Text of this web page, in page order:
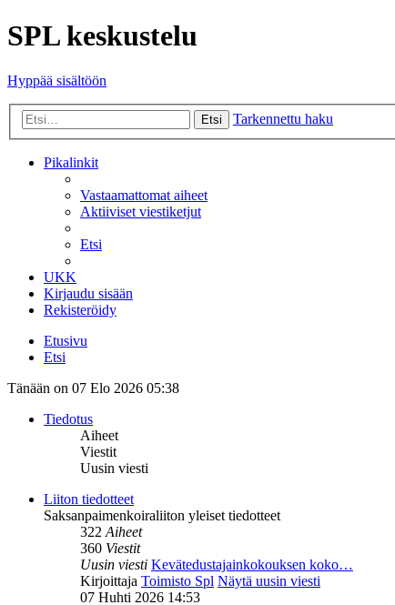
SPL keskustelu
Hyppää sisältöön
Etsi Tarkennettu haku
Pikalinkit
Vastaamattomat aiheet
Aktiiviset viestiketjut
Etsi
UKK
Kirjaudu sisään
Rekisteröidy
Etusivu
Etsi
Tänään on 07 Elo 2026 05:38
Tiedotus
Aiheet
Viestit
Uusin viesti
Liiton tiedotteet
Saksanpaimenkoiraliiton yleiset tiedotteet
322Aiheet
360 Viestit
Uusin viesti Kevätedustajainkokouksen koko…
Kirjoittaja Toimisto Spl Näytä uusin viesti
07 Huhti 2026 14:53